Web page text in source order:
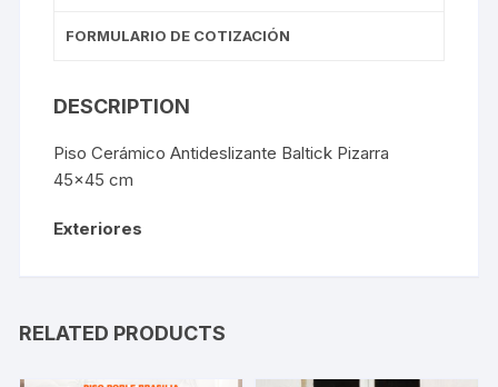
FORMULARIO DE COTIZACIÓN
DESCRIPTION
Piso Cerámico Antideslizante Baltick Pizarra
45×45 cm
Exteriores
RELATED PRODUCTS